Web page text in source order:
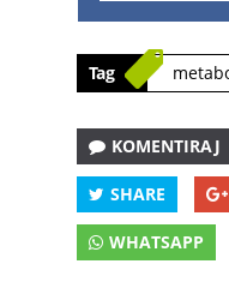
Tag
KOMENTIRAJ
SHARE
WHATSAPP